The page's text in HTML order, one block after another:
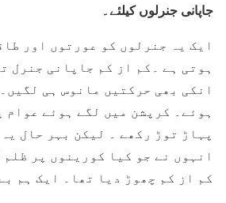
جاپانی جنرلوں کیلئے۔
ایک یہ جنرلوں کو عورتوں اور
ہوتی ہے ۔کم از کم جاپانی جنرل
انکی بھی حرکتیں مانوس ہی
ہوئے۔ کرپشن میں لگے ہوئے عوام
پہاڑ توڑ رکھے ۔ لیکن بہر حال یہ
انہوں نے جو کیا کورینوں پر
کم از کم چھوڑ دیا تھا۔ ایک ہم